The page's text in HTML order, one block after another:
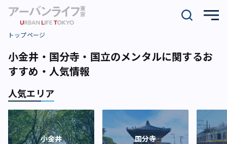
トップページ
小金井・国分寺・国立のメンタルに関するお
すすめ・人気情報
人気エリア
小金井 国分寺